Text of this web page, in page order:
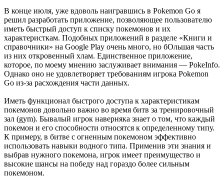
В конце июля, уже вдоволь наигравшись в Pokemon Go я
решил разработать приложение, позволяющее пользователю
иметь быстрый доступ к списку покемонов и их
характеристкам. Подобных приложений в разделе «Книги и
справочники» на Google Play очень много, но бОльшая часть
из них откровенный хлам. Единственное приложение,
которое, по моему мнению заслуживает внимания — PokeInfo.
Однако оно не удовлетворяет требованиям игрока Pokemon
Go из-за расхождения части данных.
Иметь функционал быстрого доступа к характеристикам
покемонов довольно важно во время битв за тренировочный
зал (gym). Бывалый игрок наверняка знает о том, что каждый
покемон и его способности относятся к определенному типу.
К примеру, в битве с огненным покемоном эффективно
использовать навыки водного типа. Применив эти знания и
выбрав нужного покемона, игрок имеет преимущество и
высокие шансы на победу над гораздо более сильным
покемоном.